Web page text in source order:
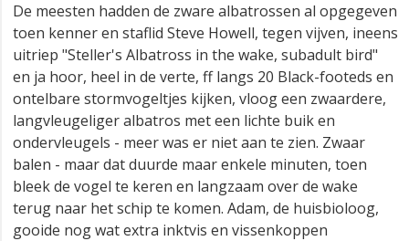
De meesten hadden de zware albatrossen al opgegeven
toen kenner en staflid Steve Howell, tegen vijven, ineens
uitriep "Steller's Albatross in the wake, subadult bird"
en ja hoor, heel in de verte, ff langs 20 Black-footeds en
ontelbare stormvogeltjes kijken, vloog een zwaardere,
langvleugeliger albatros met een lichte buik en
ondervleugels - meer was er niet aan te zien. Zwaar
balen - maar dat duurde maar enkele minuten, toen
bleek de vogel te keren en langzaam over de wake
terug naar het schip te komen. Adam, de huisbioloog,
gooide nog wat extra inktvis en vissenkoppen